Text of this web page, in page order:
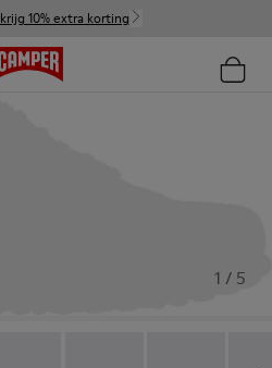
krijg 10% extra korting
1 / 5